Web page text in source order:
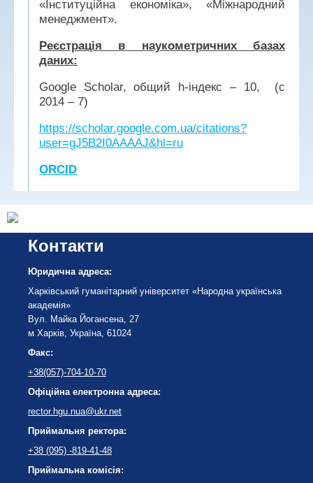
«Інституційна економіка», «Міжнародний
менеджмент».
Реєстрація в наукометричних базах
даних:
Google Scholar, общий h-індекс – 10, (с
2014 – 7)
https://scholar.google.com.ua/citations?
user=gJ5B2I0AAAAJ&hl=ru
ORCID
Контакти
Юридична адреса:
Харківський гуманітарний університет «Народна українська
академія»
Вул. Майка Йогансена, 27
м Харків, Україна, 61024
Факс:
+38(057)-704-10-70
Офіційна електронна адреса:
rector.hgu.nua@ukr.net
Приймальня ректора:
+38 (095) -819-41-48
Приймальна комісія: